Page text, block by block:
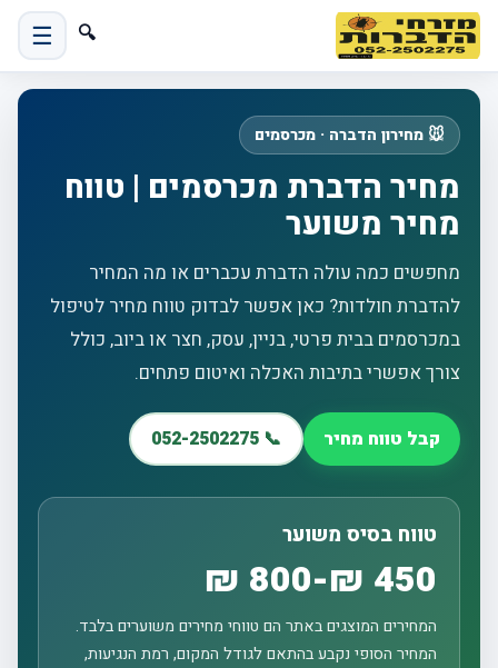
🔍
☰
🐭 מחירון הדברה · מכרסמים
מחיר הדברת מכרסמים | טווח
מחיר משוער
מחפשים כמה עולה הדברת עכברים או מה המחיר
להדברת חולדות? כאן אפשר לבדוק טווח מחיר לטיפול
במכרסמים בבית פרטי, בניין, עסק, חצר או ביוב, כולל
צורך אפשרי בתיבות האכלה ואיטום פתחים.
קבל טווח מחיר 📞 052-2502275
טווח בסיס משוער
450 ₪-800 ₪
המחירים המוצגים באתר הם טווחי מחירים משוערים בלבד.
המחיר הסופי נקבע בהתאם לגודל המקום, רמת הנגיעות,